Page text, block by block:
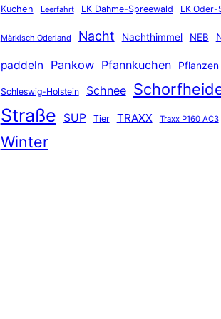
Kuchen Leerfahrt LK Dahme-Spreewald LK Oder-
Märkisch Oderland Nacht Nachthimmel NEB
paddeln Pankow Pfannkuchen Pflanzen
Schleswig-Holstein Schnee
Straße SUP Tier TRAXX Traxx P160 AC3
Winter